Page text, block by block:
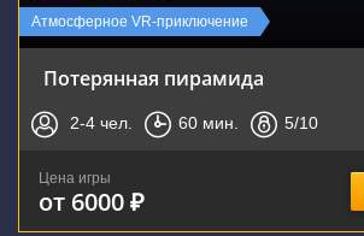
Атмосферное VR-приключение
Потерянная пирамида
2-4 чел. 60 мин. 5/10
Цена игры
от 6000 ₽